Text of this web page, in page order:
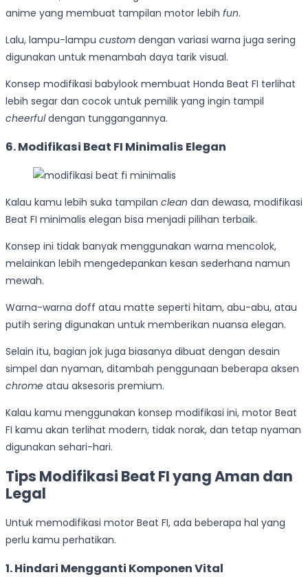
anime yang membuat tampilan motor lebih fun.
Lalu, lampu-lampu custom dengan variasi warna juga sering
digunakan untuk menambah daya tarik visual.
Konsep modifikasi babylook membuat Honda Beat FI terlihat
lebih segar dan cocok untuk pemilik yang ingin tampil
cheerfuldengan tunggangannya.
6. Modifikasi Beat FI Minimalis Elegan
Kalau kamu lebih suka tampilan clean dan dewasa, modifikasi
Beat FI minimalis elegan bisa menjadi pilihan terbaik.
Konsep ini tidak banyak menggunakan warna mencolok,
melainkan lebih mengedepankan kesan sederhana namun
mewah.
Warna-warna doff atau matte seperti hitam, abu-abu, atau
putih sering digunakan untuk memberikan nuansa elegan.
Selain itu, bagian jok juga biasanya dibuat dengan desain
simpel dan nyaman, ditambah penggunaan beberapa aksen
chrome atau aksesoris premium.
Kalau kamu menggunakan konsep modifikasi ini, motor Beat
FI kamu akan terlihat modern, tidak norak, dan tetap nyaman
digunakan sehari-hari.
Tips Modifikasi Beat FI yang Aman dan
Legal
Untuk memodifikasi motor Beat FI, ada beberapa hal yang
perlu kamu perhatikan.
1. Hindari Mengganti Komponen Vital